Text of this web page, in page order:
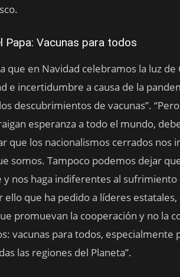
Papa: Vacunas para todos
que en Navidad celebramos la luz
e incertidumbre a causa de la
descubrimientos de vacunas”.
esperanza a todo el mundo,
que los nacionalismos cerrados nos
somos. Tampoco podemos dejar
y nos haga indiferentes al
ello que ha pedido a líderes
promuevan la cooperación y no la
vacunas para todos, especialmente
las regiones del Planeta”.